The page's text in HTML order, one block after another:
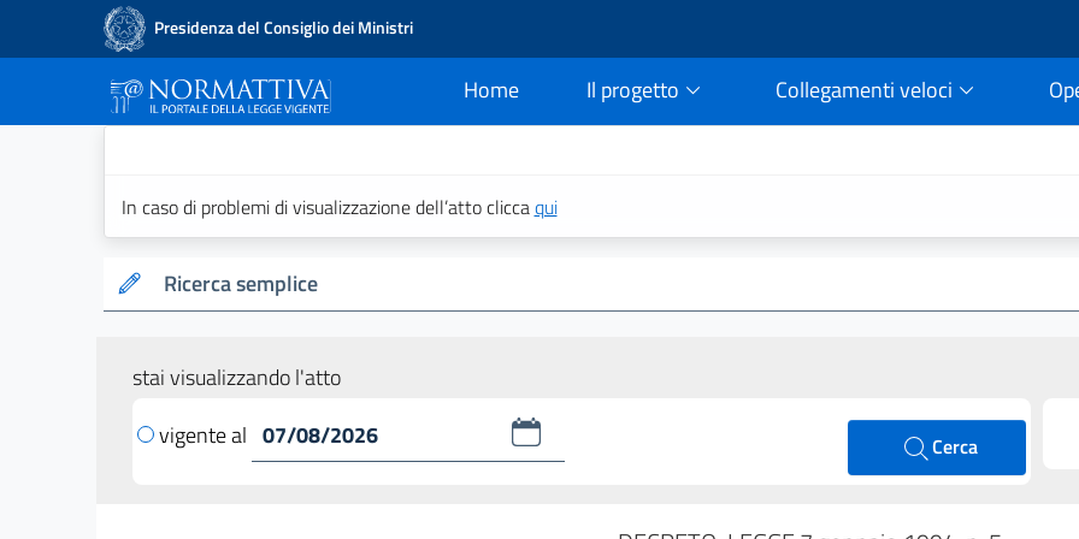
Presidenza del Consiglio dei Ministri
Home
current Il progetto Collegamenti veloci
In caso di problemi di visualizzazione dell’atto cliccaqui
Ricerca semplice
stai visualizzando l'atto
vigente al
Cerca